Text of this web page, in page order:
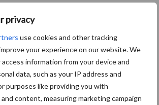
privacy
use cookies and other tracking
your experience on our website. We
information from your device and
data, such as your IP address and
purposes like providing you with
content, measuring marketing campaign